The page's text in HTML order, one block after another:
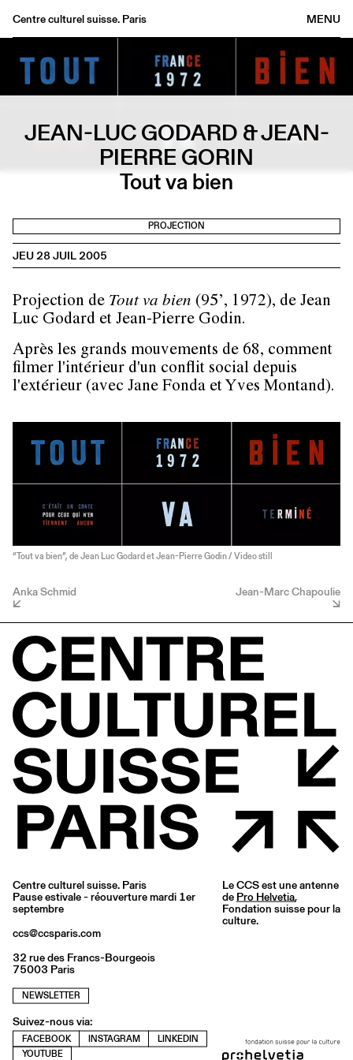
MENU
Centre culturel suisse. Paris
Librairie
Archives
JEAN-LUC GODARD & JEAN-
PIERRE GORIN
Tout va bien
PROJECTION
JEU 28 JUIL 2005
Projection de Tout va bien (95’, 1972), de Jean
Luc Godard et Jean-Pierre Godin.
Après les grands mouvements de 68, comment
filmer l'intérieur d'un conflit social depuis
l'extérieur (avec Jane Fonda et Yves Montand).
“Tout va bien”, de Jean Luc Godard et Jean-Pierre Godin / Video still
Anka Schmid Jean-Marc Chapoulie
Centre culturel suisse. Paris
Pause estivale - réouverture mardi 1er
septembre
ccs@ccsparis.com
32 rue des Francs-Bourgeois
75003 Paris
NEWSLETTER
Suivez-nous via:
FACEBOOK INSTAGRAM
LINKEDIN
YOUTUBE
Le CCS est une antenne
de Pro Helvetia,
Fondation suisse pour la
culture.